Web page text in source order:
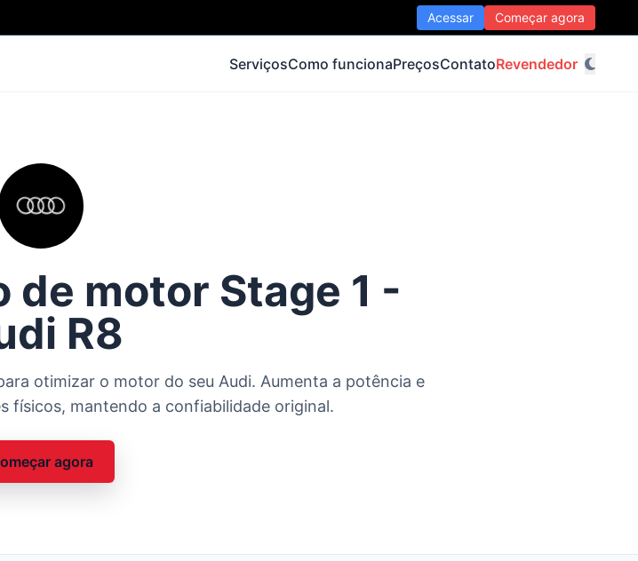
Acessar Começar agora
ServiçosComo funcionaPreçosContatoRevendedor
de motor Stage 1 -
R8
otimizar o motor do seu Audi. Aumenta a potência e
físicos, mantendo a confiabilidade original.
agora